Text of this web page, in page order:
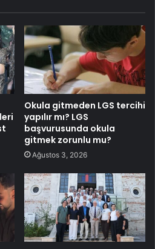
Okula gitmeden LGS tercihi
yapılır mı? LGS
başvurusunda okula
gitmek zorunlu mu?
Ağustos 3, 2026